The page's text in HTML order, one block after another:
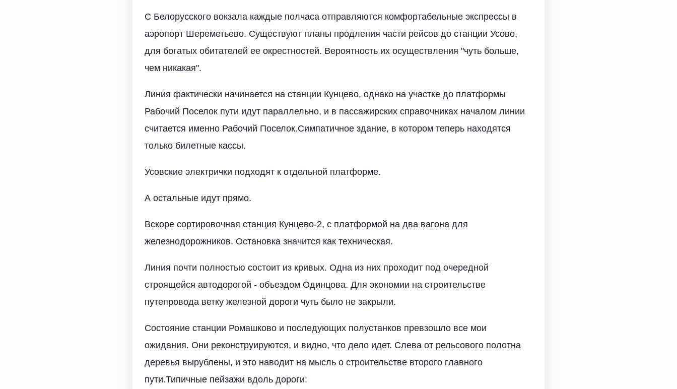
С Белорусского вокзала каждые полчаса отправляются комфортабельные экспрессы в
аэропорт Шереметьево. Существуют планы продления части рейсов до станции Усово,
для богатых обитателей ее окрестностей. Вероятность их осуществления "чуть больше,
чем никакая".
Линия фактически начинается на станции Кунцево, однако на участке до платформы
Рабочий Поселок пути идут параллельно, и в пассажирских справочниках началом линии
считается именно Рабочий Поселок.Симпатичное здание, в котором теперь находятся
только билетные кассы.
Усовские электрички подходят к отдельной платформе.
А остальные идут прямо.
Вскоре сортировочная станция Кунцево-2, с платформой на два вагона для
железнодорожников. Остановка значится как техническая.
Линия почти полностью состоит из кривых. Одна из них проходит под очередной
строящейся автодорогой - объездом Одинцова. Для экономии на строительстве
путепровода ветку железной дороги чуть было не закрыли.
Состояние станции Ромашково и последующих полустанков превзошло все мои
ожидания. Они реконструируются, и видно, что дело идет. Слева от рельсового полотна
деревья вырублены, и это наводит на мысль о строительстве второго главного
пути.Типичные пейзажи вдоль дороги: